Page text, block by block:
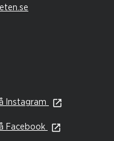
Instagram
Facebook